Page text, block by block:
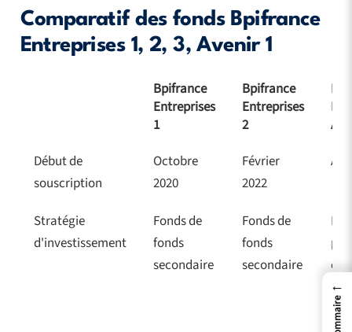
Comparatif des fonds Bpifrance
Entreprises 1, 2, 3, Avenir 1
Bpifrance
Entreprises
1
Bpifrance
Entreprises
2
Début de
souscription
Octobre
2020
Février
2022
Stratégie
d'investissement
Fonds de
fonds
secondaire
Fonds de
fonds
secondaire
←
Sommaire